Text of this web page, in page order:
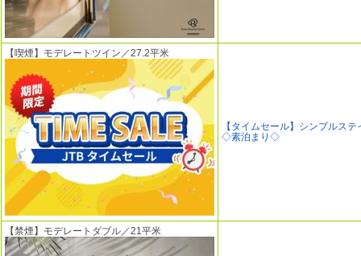
【喫煙】モデレートツイン／27.2平米
【タイムセール】シンプルステ
◇素泊まり◇
【禁煙】モデレートダブル／21平米